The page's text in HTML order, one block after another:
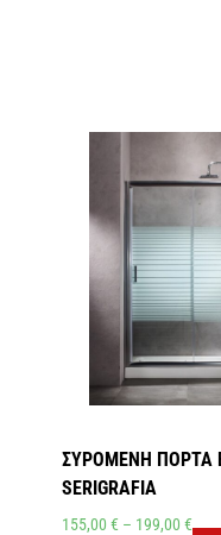
ΣΥΡΟΜΕΝΗ ΠΟΡΤΑ
SERIGRAFIA
155,00 € – 199,00 €